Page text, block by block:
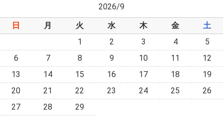
2026/9
日
月 火 水 木 金
土
1
2 3 4
5
6
7 8 9 10 11
12
13
14 15 16 17 18
19
20
21 22 23 24 25
26
27
28 29